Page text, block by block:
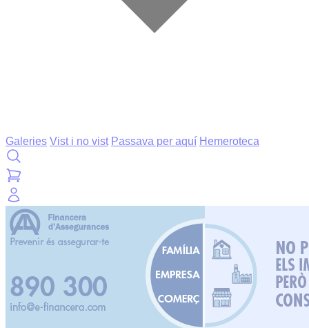
Galeries Vist i no vist Passava per aquí Hemeroteca